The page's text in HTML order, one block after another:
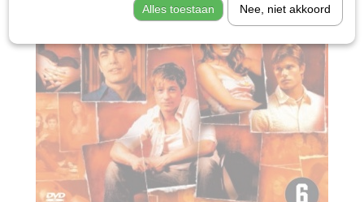
Alles toestaan Nee, niet akkoord